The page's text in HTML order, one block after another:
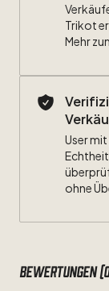
Trikot
Mehr
User
ohne
Bewertungen